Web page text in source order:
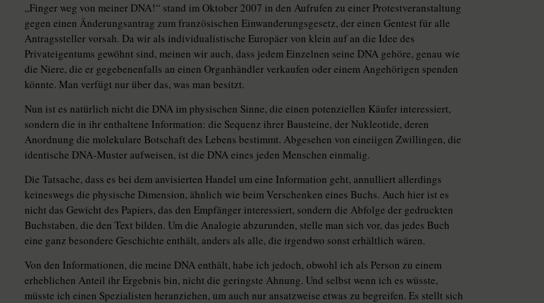
„Finger weg von meiner DNA!“ stand im Oktober 2007 in den Aufrufen zu einer Protestveranstaltung
gegen einen Änderungsantrag zum französischen Einwanderungsgesetz, der einen Gentest für alle
Antragssteller vorsah. Da wir als individualistische Europäer von klein auf an die Idee des
Privateigentums gewöhnt sind, meinen wir auch, dass jedem Einzelnen seine DNA gehöre, genau wie
die Niere, die er gegebenenfalls an einen Organhändler verkaufen oder einem Angehörigen spenden
könnte. Man verfügt nur über das, was man besitzt.
Nun ist es natürlich nicht die DNA im physischen Sinne, die einen potenziellen Käufer interessiert,
sondern die in ihr enthaltene Information: die Sequenz ihrer Bausteine, der Nukleotide, deren
Anordnung die molekulare Botschaft des Lebens bestimmt. Abgesehen von eineiigen Zwillingen, die
identische DNA-Muster aufweisen, ist die DNA eines jeden Menschen einmalig.
Die Tatsache, dass es bei dem anvisierten Handel um eine Information geht, annulliert allerdings
keineswegs die physische Dimension, ähnlich wie beim Verschenken eines Buchs. Auch hier ist es
nicht das Gewicht des Papiers, das den Empfänger interessiert, sondern die Abfolge der gedruckten
Buchstaben, die den Text bilden. Um die Analogie abzurunden, stelle man sich vor, das jedes Buch
eine ganz besondere Geschichte enthält, anders als alle, die irgendwo sonst erhältlich wären.
Von den Informationen, die meine DNA enthält, habe ich jedoch, obwohl ich als Person zu einem
erheblichen Anteil ihr Ergebnis bin, nicht die geringste Ahnung. Und selbst wenn ich es wüsste,
müsste ich einen Spezialisten heranziehen, um auch nur ansatzweise etwas zu begreifen. Es stellt sich